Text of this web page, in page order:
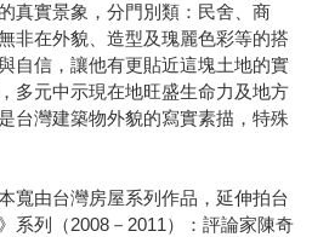
真實景象，分門別類：民舍、商
非在外貌、造型及瑰麗色彩等的搭
自信，讓他有更貼近這塊土地的實
多元中示現在地旺盛生命力及地方
台灣建築物外貌的寫實素描，特殊
寬由台灣房屋系列作品，延伸拍台
系列（2008－2011）：評論家陳奇